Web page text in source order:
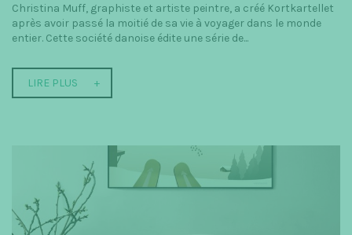
Christina Muff, graphiste et artiste peintre, a créé Kortkartellet
après avoir passé la moitié de sa vie à voyager dans le monde
entier. Cette société danoise édite une série de...
LIRE PLUS